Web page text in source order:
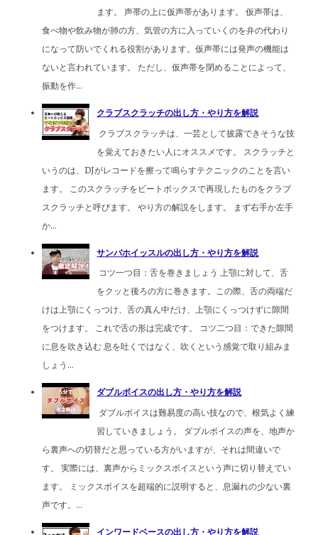
ます。 声帯の上に仮声帯があります。 仮声帯は、
食べ物や飲み物が肺の方、気管の方に入っていくのを弁の代わり
になって防いでくれる役割があります。仮声帯には発声の機能は
ないと言われています。 ただし、仮声帯を閉めることによって、
振動を作...
クラブスクラッチの出し方・やり方を解説
クラブスクラッチは、一芸として披露できそうな技
を覚えておきたい人にオススメです。 スクラッチと
いうのは、DJがレコードを擦って鳴らすテクニックのことを言い
ます。 このスクラッチをビートボックスで再現したものをクラブ
スクラッチと呼びます。 やり方の解説をします。 まず右手か左手
か...
サンバホイッスルの出し方・やり方を解説
コツ一つ目：舌を巻きましょう 上顎に対して、舌
をクッと後ろの方に巻きます。この際、舌の両端だ
けは上顎にくっつけ、舌の真ん中だけ、上顎にくっつけずに隙間
をつけます。 これで舌の形は完成です。 コツ二つ目：できた隙間
に息を吹き込む 息を吐くではなく、吹くという感覚で取り組みま
しょう...
ダブルボイスの出し方・やり方を解説
ダブルボイスは難易度の高い技なので、根気よく練
習していきましょう。 ダブルボイスの声を、地声か
ら裏声への切替だと思っている方がいますが、それは間違いで
す。 実際には、裏声からミックスボイスという声に切り替えてい
ます。 ミックスボイスを超端的に説明すると、息漏れの少ない裏
声です。...
インワードベースの出し方・やり方を解説